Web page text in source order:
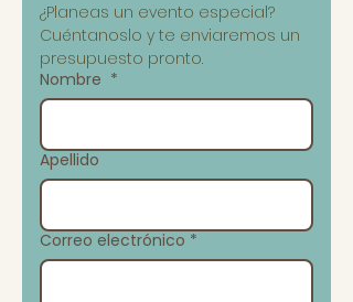
¿Planeas un evento especial?
Cuéntanoslo y te enviaremos un
presupuesto pronto.
Nombre *
Apellido
Correo electrónico *